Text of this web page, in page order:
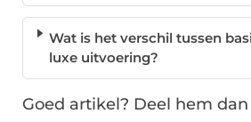
Wat is het verschil tussen
luxe uitvoering?
Goed artikel? Deel hem dan